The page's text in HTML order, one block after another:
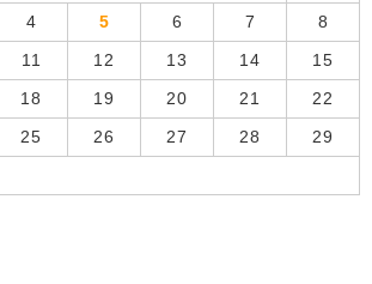
4 5 6 7 8
11 12 13 14 15
18 19 20 21 22
25 26 27 28 29